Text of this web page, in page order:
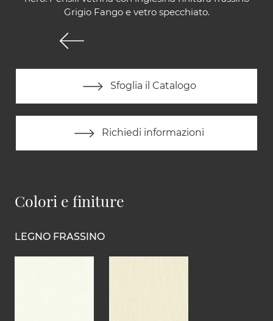
Grigio Fango e vetro specchiato.
Sfoglia il Catalogo
Richiedi informazioni
Colori e finiture
LEGNO FRASSINO